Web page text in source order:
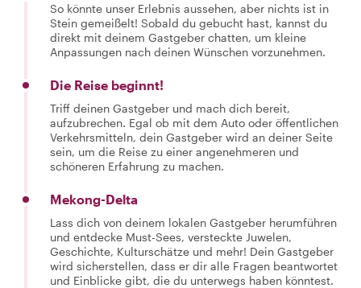
So könnte unser Erlebnis aussehen, aber nichts ist in
Stein gemeißelt! Sobald du gebucht hast, kannst du
direkt mit deinem Gastgeber chatten, um kleine
Anpassungen nach deinen Wünschen vorzunehmen.
Die Reise beginnt!
Triff deinen Gastgeber und mach dich bereit,
aufzubrechen. Egal ob mit dem Auto oder öffentlichen
Verkehrsmitteln, dein Gastgeber wird an deiner Seite
sein, um die Reise zu einer angenehmeren und
schöneren Erfahrung zu machen.
Mekong-Delta
Lass dich von deinem lokalen Gastgeber herumführen
und entdecke Must-Sees, versteckte Juwelen,
Geschichte, Kulturschätze und mehr! Dein Gastgeber
wird sicherstellen, dass er dir alle Fragen beantwortet
und Einblicke gibt, die du unterwegs haben könntest.